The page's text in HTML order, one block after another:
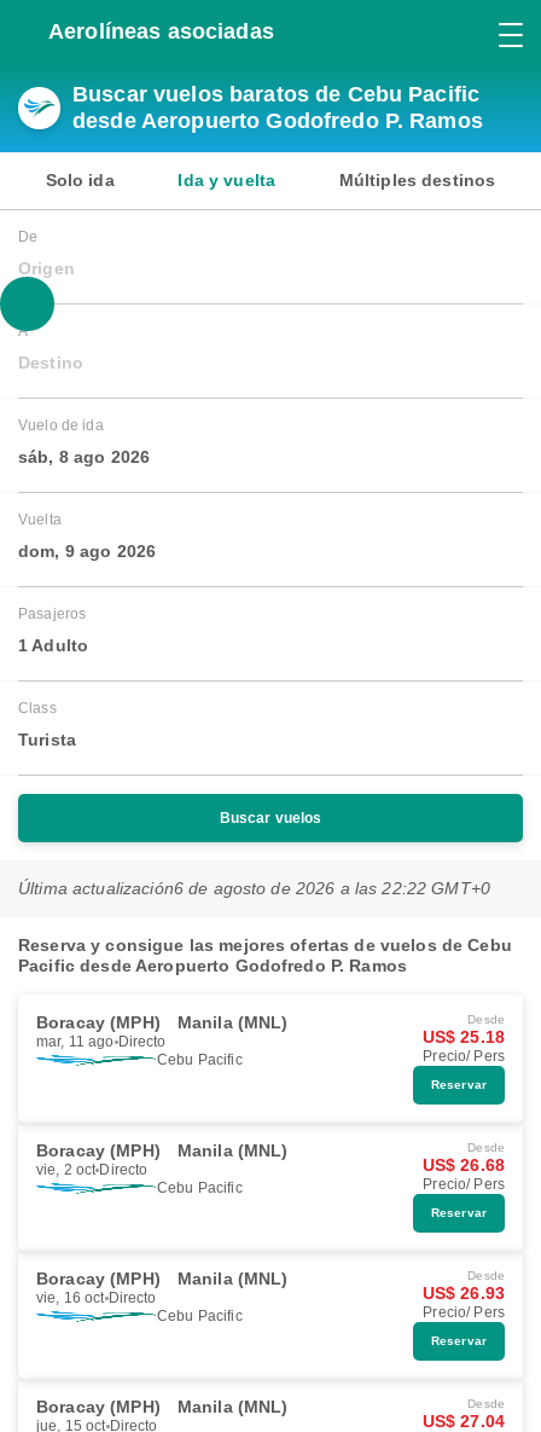
Aerolíneas asociadas
Buscar vuelos baratos de Cebu Pacific
desde Aeropuerto Godofredo P. Ramos​​
Solo ida Ida y vuelta Múltiples destinos
De
Origen
A
Destino
Vuelo de ida
sáb, 8 ago 2026
Vuelta
dom, 9 ago 2026
Pasajeros
1 Adulto
Class
Turista
Buscar vuelos
Última actualización6 de agosto de 2026 a las 22:22 GMT+0
Reserva y consigue las mejores ofertas de vuelos de Cebu
Pacific desde Aeropuerto Godofredo P. Ramos​​
Boracay (MPH) Manila (MNL)
mar, 11 ago Directo
Cebu Pacific
Desde
US$ 25.18
Precio/ Pers
Reservar
Boracay (MPH) Manila (MNL)
vie, 2 oct Directo
Cebu Pacific
Desde
US$ 26.68
Precio/ Pers
Reservar
Boracay (MPH) Manila (MNL)
vie, 16 oct Directo
Cebu Pacific
Desde
US$ 26.93
Precio/ Pers
Reservar
Boracay (MPH) Manila (MNL)
jue, 15 oct Directo
Desde
US$ 27.04